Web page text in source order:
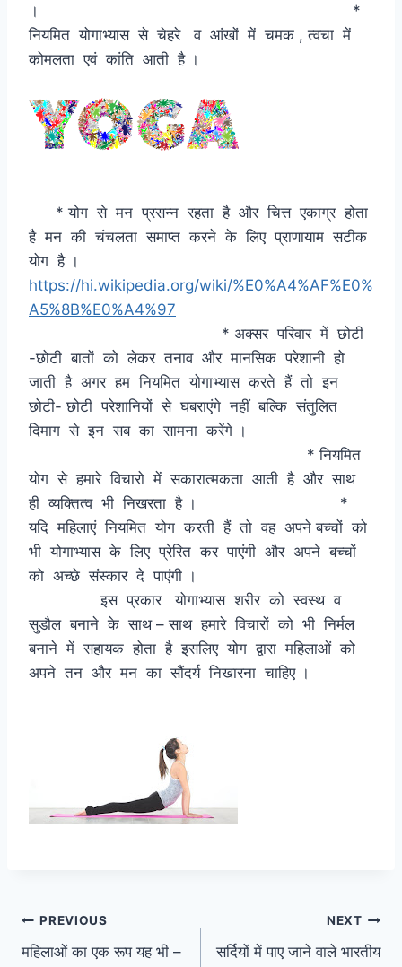
। *
नियमित योगाभ्यास से चेहरे व आंखों में चमक , त्वचा में
कोमलता एवं कांति आती है ।
* योग से मन प्रसन्न रहता है और चित्त एकाग्र होता
है मन की चंचलता समाप्त करने के लिए प्राणायाम सटीक
योग है ।
https://hi.wikipedia.org/wiki/%E0%A4%AF%E0%
A5%8B%E0%A4%97
* अक्सर परिवार में छोटी
-छोटी बातों को लेकर तनाव और मानसिक परेशानी हो
जाती है अगर हम नियमित योगाभ्यास करते हैं तो इन
छोटी- छोटी परेशानियों से घबराएंगे नहीं बल्कि संतुलित
दिमाग से इन सब का सामना करेंगे ।
* नियमित
योग से हमारे विचारो में सकारात्मकता आती है और साथ
ही व्यक्तित्व भी निखरता है । *
यदि महिलाएं नियमित योग करती हैं तो वह अपने बच्चों को
भी योगाभ्यास के लिए प्रेरित कर पाएंगी और अपने बच्चों
को अच्छे संस्कार दे पाएंगी ।
इस प्रकार योगाभ्यास शरीर को स्वस्थ व
सुडौल बनाने के साथ – साथ हमारे विचारों को भी निर्मल
बनाने में सहायक होता है इसलिए योग द्वारा महिलाओं को
अपने तन और मन का सौंदर्य निखारना चाहिए ।
Post
PREVIOUS
महिलाओं का एक रूप यह भी –
NEXT
सर्दियों में पाए जाने वाले भारतीय